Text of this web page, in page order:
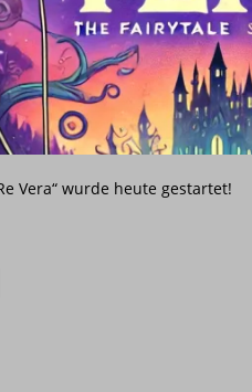
Q1-1/2026
ALBUM
Kabel-Dschungel ALLGEMEIN
Vera“ wurde heute gestartet!